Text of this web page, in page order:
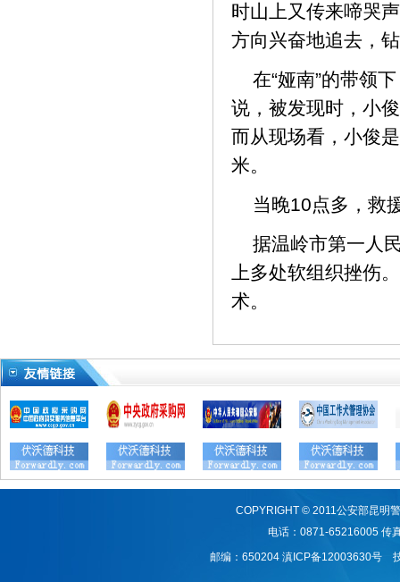
时山上又传来啼哭
方向兴奋地追去，
在“娅南”的带领
说，被发现时，小
而从现场看，小俊
米。
当晚10点多，救
据温岭市第一人
上多处软组织挫伤
术。
COPYRIGHT © 2011公安部昆明
电话：0871-65216005 传
邮编：650204 滇ICP备12003630号技